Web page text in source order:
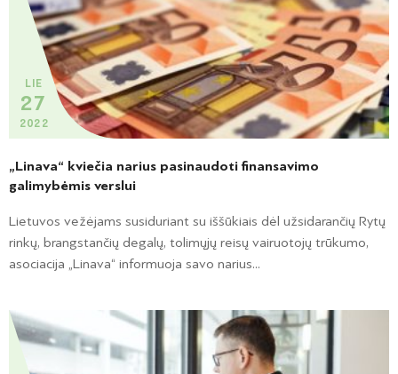
LIE
27
2022
„Linava“ kviečia narius pasinaudoti finansavimo
galimybėmis verslui
Lietuvos vežėjams susiduriant su iššūkiais dėl užsidarančių Rytų
rinkų, brangstančių degalų, tolimųjų reisų vairuotojų trūkumo,
asociacija „Linava“ informuoja savo narius...